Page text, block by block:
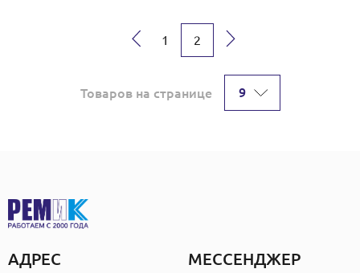
← 1 2
Товаров на странице 9
АДРЕС МЕССЕНДЖЕР